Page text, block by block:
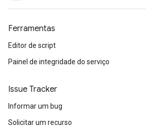
Ferramentas
Editor de script
Painel de integridade do serviço
Issue Tracker
Informar um bug
Solicitar um recurso